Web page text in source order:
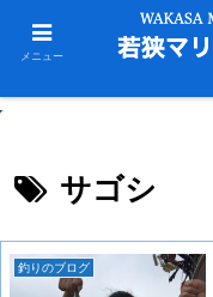
サゴシ
釣りのブログ
メニュー